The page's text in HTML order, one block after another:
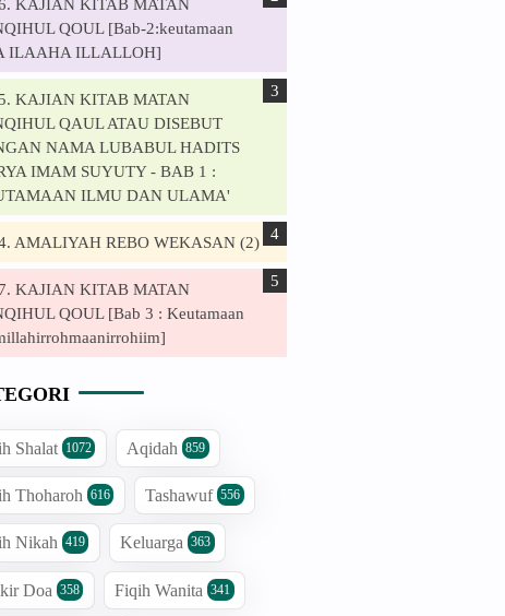
KAJIAN KITAB MATAN
QOUL [Bab-2:keutamaan
ILAAHA ILLALLOH]
KAJIAN KITAB MATAN
QAUL ATAU DISEBUT
NAMA LUBABUL HADITS
IMAM SUYUTY - BAB 1 :
ILMU DAN ULAMA'
AMALIYAH REBO WEKASAN (2)
KAJIAN KITAB MATAN
QOUL [Bab 3 : Keutamaan
Shalat 1072 Aqidah 859
Thoharoh 616 Tashawuf 556
Nikah 419 Keluarga 363
Doa 358 Fiqih Wanita 341